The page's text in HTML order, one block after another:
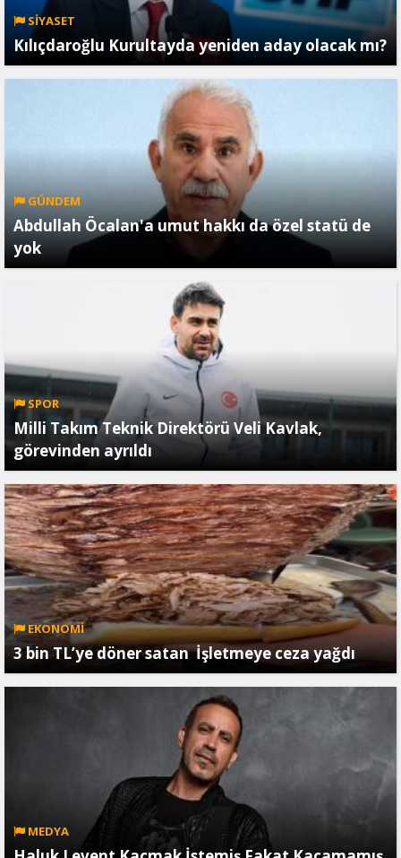
SİYASET
Kılıçdaroğlu Kurultayda yeniden aday olacak mı?
GÜNDEM
Abdullah Öcalan'a umut hakkı da özel statü de
yok
SPOR
Milli Takım Teknik Direktörü Veli Kavlak,
görevinden ayrıldı
EKONOMİ
3 bin TL’ye döner satan İşletmeye ceza yağdı
MEDYA